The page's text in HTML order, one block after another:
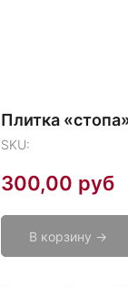
Плитка
SKU:
300,00 руб
В корзину →